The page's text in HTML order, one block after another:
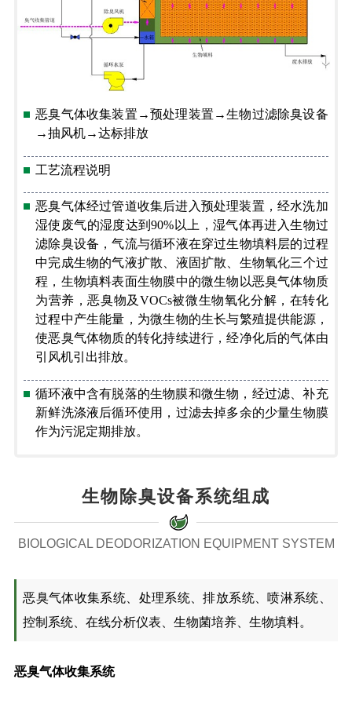
恶臭气体收集装置→预处理装置→生物过滤除臭设备
→抽风机→达标排放
工艺流程说明
恶臭气体经过管道收集后进入预处理装置，经水洗加
湿使废气的湿度达到90%以上，湿气体再进入生物过
滤除臭设备，气流与循环液在穿过生物填料层的过程
中完成生物的气液扩散、液固扩散、生物氧化三个过
程，生物填料表面生物膜中的微生物以恶臭气体物质
为营养，恶臭物及VOCs被微生物氧化分解，在转化
过程中产生能量，为微生物的生长与繁殖提供能源，
使恶臭气体物质的转化持续进行，经净化后的气体由
引风机引出排放。
循环液中含有脱落的生物膜和微生物，经过滤、补充
新鲜洗涤液后循环使用，过滤去掉多余的少量生物膜
作为污泥定期排放。
生物除臭设备系统组成
BIOLOGICAL DEODORIZATION EQUIPMENT SYSTEM
恶臭气体收集系统、处理系统、排放系统、喷淋系统、
控制系统、在线分析仪表、生物菌培养、生物填料。
恶臭气体收集系统